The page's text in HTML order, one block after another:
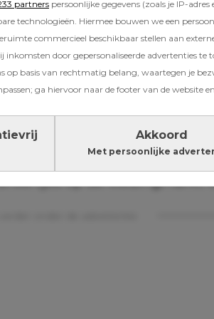
partners persoonlijke gegevens (zoals je IP-adres
technologieën. Hiermee bouwen we een
commercieel beschikbaar stellen aan
door gepersonaliseerde advertenties te
op basis van rechtmatig belang, waartegen je
ga hiervoor naar de footer van de website
Akkoord
Met persoonlijke
word je vanzelf creatief in
zijn zus een make-over
kinderen
op de kledingmarkt